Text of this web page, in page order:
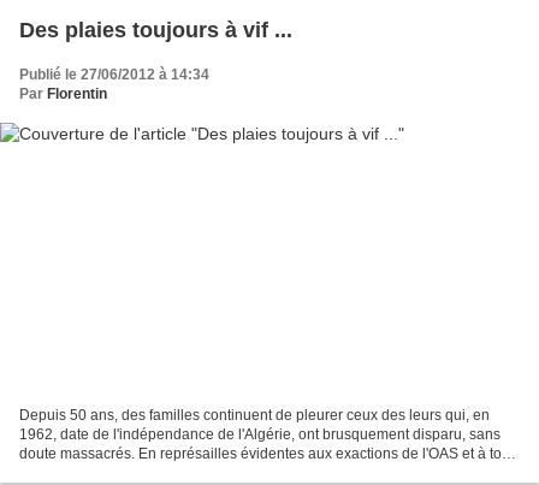
Des plaies toujours à vif ...
Publié le 27/06/2012 à 14:34
Par Florentin
Depuis 50 ans, des familles continuent de pleurer ceux des leurs qui, en
1962, date de l'indépendance de l'Algérie, ont brusquement disparu, sans
doute massacrés. En représailles évidentes aux exactions de l'OAS et à tout